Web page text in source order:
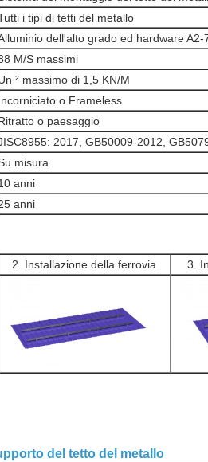
i tipi di tetti del metallo
dell'alto grado ed hardware A2-
M/S massimi
² massimo di 1,5 KN/M
o Frameless
o paesaggio
2017, GB50009-2012,
misura
anni
anni
2. Installazione della ferrovia 3.
del tetto del metallo